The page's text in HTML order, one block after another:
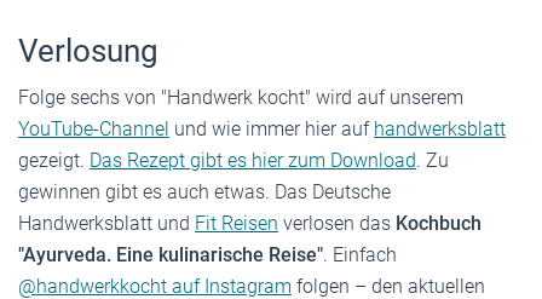
Verlosung
Folge sechs von "Handwerk kocht" wird auf unserem
YouTube-Channel und wie immer hier auf handwerksblatt
gezeigt. Das Rezept gibt es hier zum Download. Zu
gewinnen gibt es auch etwas. Das Deutsche
Handwerksblatt und Fit Reisen verlosen das Kochbuch
­"Ayurveda. Eine kulinarische Reise". Einfach
@handwerkkocht auf ­Instagram folgen – den aktuellen